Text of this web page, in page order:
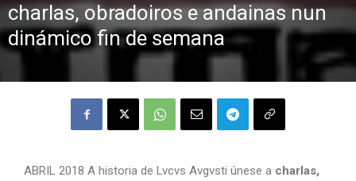
charlas, obradoiros e andainas nun
dinámico fin de semana
ABRIL 2018 A historia de Lvcvs Avgvsti únese a charlas,